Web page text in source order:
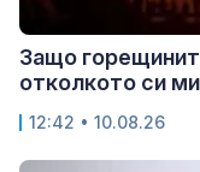
Защо
отколкото си
12:42 • 10.08.26